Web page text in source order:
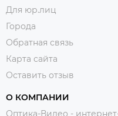
Для юр.лиц
Города
Обратная связь
Карта сайта
Оставить отзыв
О КОМПАНИИ
Оптика-Видео -